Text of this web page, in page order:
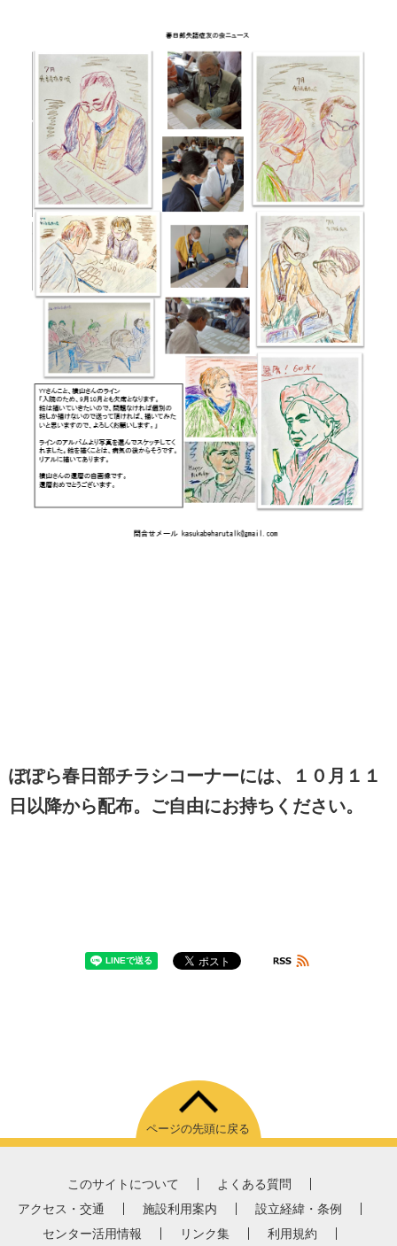
ぽぽら春日部チラシコーナーには、１０月１１
日以降から配布。ご自由にお持ちください。
ページの先頭に戻る
このサイトについて
よくある質問
アクセス・交通
施設利用案内
設立経緯・条例
センター活用情報
リンク集 利用規約